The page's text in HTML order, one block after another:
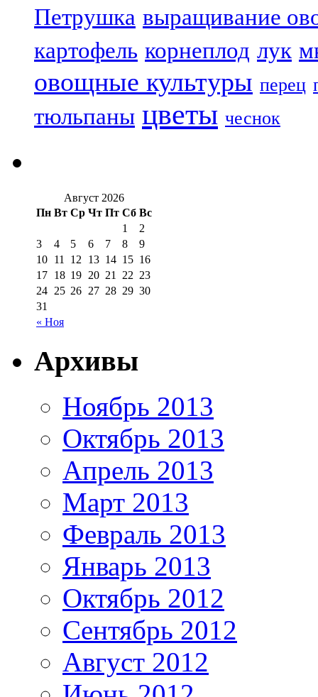
Петрушка выращивание
картофель корнеплод лук
овощные культуры перец
тюльпаны цветы чеснок
Август 2026
Пн Вт Ср Чт Пт Сб Вс
« Ноя
1
2
3
4 5 6 7 8
9
10 11 12 13 14 15 16
17 18 19 20 21 22 23
24 25 26 27 28 29 30
31
Архивы
Ноябрь 2013
Октябрь 2013
Апрель 2013
Март 2013
Февраль 2013
Январь 2013
Октябрь 2012
Сентябрь 2012
Август 2012